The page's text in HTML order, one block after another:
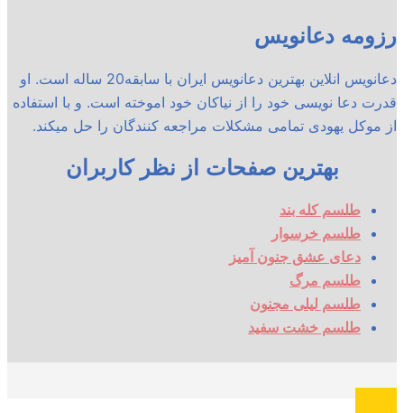
رزومه دعانویس
دعانویس انلاین بهترین دعانویس ایران با سابقه20 ساله است. او
قدرت دعا نویسی خود را از نیاکان خود اموخته است. و با استفاده
از موکل یهودی تمامی مشکلات مراجعه کنندگان را حل میکند.
بهترین صفحات از نظر کاربران
طلسم کله بند
طلسم خرسوار
دعای عشق جنون آمیز
طلسم مرگ
طلسم لیلی مجنون
طلسم خشت سفید